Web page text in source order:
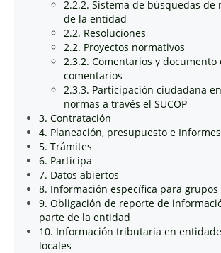
2.2.2. Sistema de búsquedas de
de la entidad
2.2. Resoluciones
2.2. Proyectos normativos
2.3.2. Comentarios y documento
comentarios
2.3.3. Participación ciudadana
normas a través el SUCOP
3. Contratación
4. Planeación, presupuesto e Informes
5. Trámites
6. Participa
7. Datos abiertos
8. Información específica para
9. Obligación de reporte de
parte de la entidad
10. Información tributaria en
locales